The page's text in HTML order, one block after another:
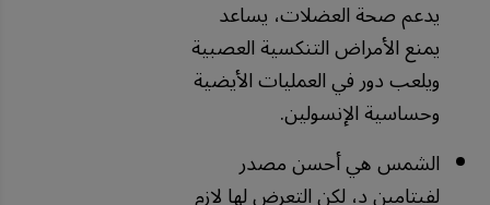
يدعم صحة العضلات، يساعد
يمنع الأمراض التنكسية العصبية
ويلعب دور في العمليات الأيضية
وحساسية الإنسولين.
الشمس هي أحسن مصدر
لفيتامين د، لكن التعرض لها لازم